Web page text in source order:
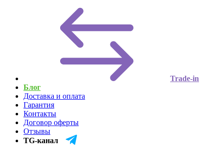
Trade-in
Блог
Доставка и оплата
Гарантия
Контакты
Договор оферты
Отзывы
TG-канал